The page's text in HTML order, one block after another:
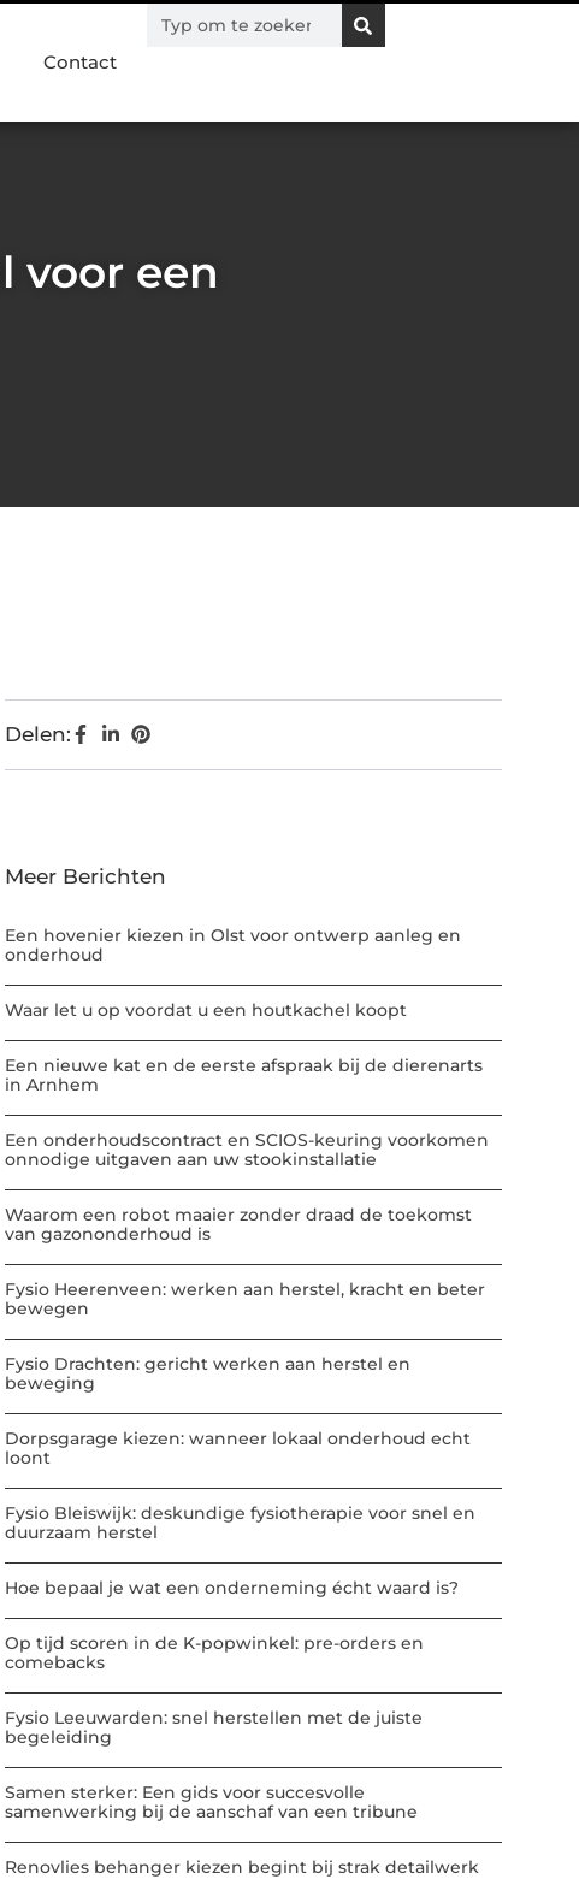
Contact
voor een
Delen:
Meer Berichten
Een hovenier kiezen in Olst voor ontwerp aanleg en
onderhoud
Waar let u op voordat u een houtkachel koopt
Een nieuwe kat en de eerste afspraak bij de dierenarts
in Arnhem
Een onderhoudscontract en SCIOS-keuring voorkomen
onnodige uitgaven aan uw stookinstallatie
Waarom een robot maaier zonder draad de toekomst
van gazononderhoud is
Fysio Heerenveen: werken aan herstel, kracht en beter
bewegen
Fysio Drachten: gericht werken aan herstel en
beweging
Dorpsgarage kiezen: wanneer lokaal onderhoud echt
loont
Fysio Bleiswijk: deskundige fysiotherapie voor snel en
duurzaam herstel
Hoe bepaal je wat een onderneming écht waard is?
Op tijd scoren in de K-popwinkel: pre-orders en
comebacks
Fysio Leeuwarden: snel herstellen met de juiste
begeleiding
Samen sterker: Een gids voor succesvolle
samenwerking bij de aanschaf van een tribune
Renovlies behanger kiezen begint bij strak detailwerk